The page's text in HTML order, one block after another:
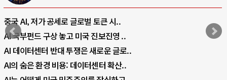
중국 AI, 저가 공세로 글로벌 토큰 시..
AI 국부펀드 구상 놓고 미국 진보진영 ..
AI 데이터센터 반대 투쟁은 새로운 글로..
AI의 숨은 환경 비용: 데이터센터 확산..